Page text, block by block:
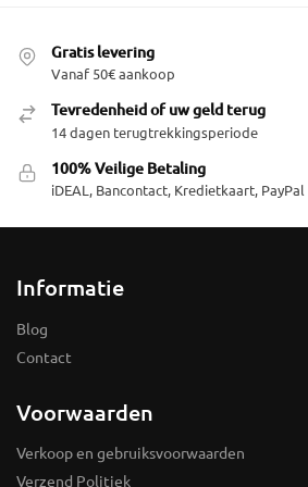
Gratis levering
Vanaf 50€ aankoop
Tevredenheid of uw geld terug
14 dagen terugtrekkingsperiode
100% Veilige Betaling
iDEAL, Bancontact, Kredietkaart, PayPal
Informatie
Blog
Contact
Voorwaarden
Verkoop en gebruiksvoorwaarden
Verzend Politiek